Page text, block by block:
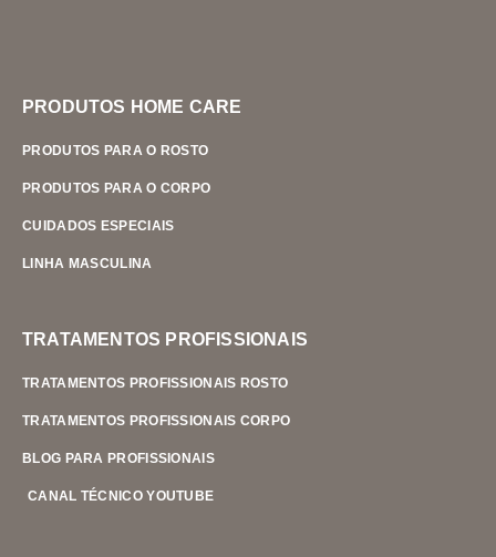
PRODUTOS HOME CARE
PRODUTOS PARA O ROSTO
PRODUTOS PARA O CORPO
CUIDADOS ESPECIAIS
LINHA MASCULINA
TRATAMENTOS PROFISSIONAIS
TRATAMENTOS PROFISSIONAIS ROSTO
TRATAMENTOS PROFISSIONAIS CORPO
BLOG PARA PROFISSIONAIS
CANAL TÉCNICO YOUTUBE